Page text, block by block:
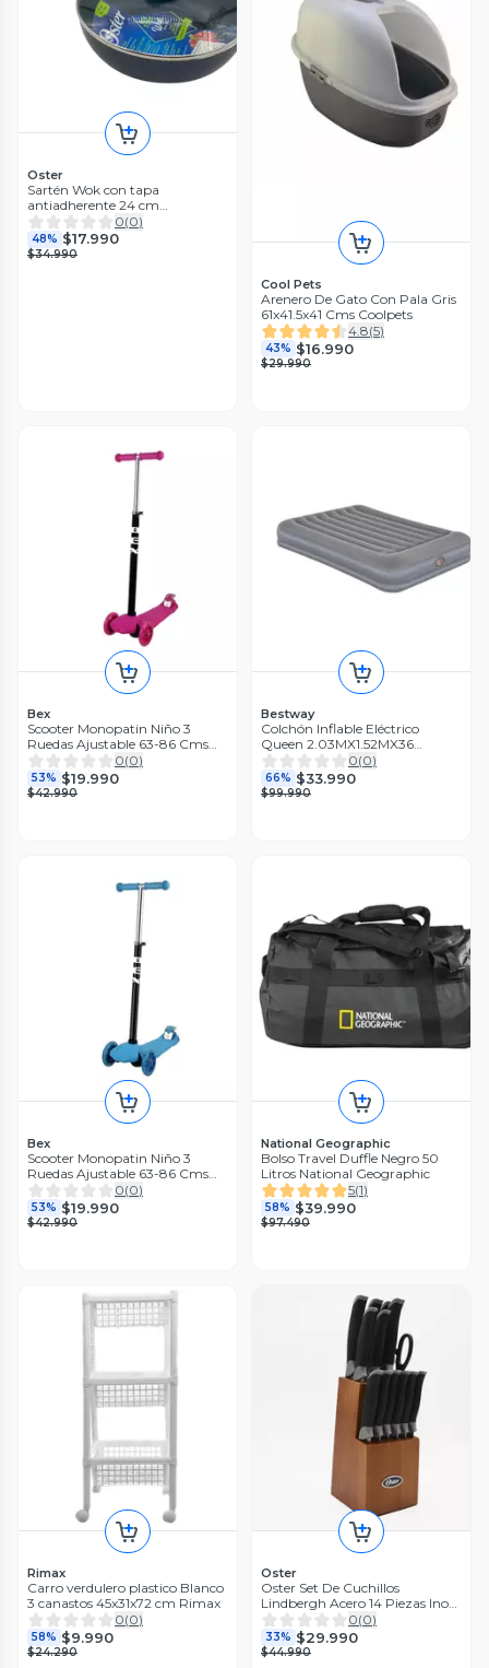
Oster
Sartén Wok con tapa
antiadherente 24 cm
Clairborne Oster
0(0)
48% $17.990
$34.990
Cool Pets
Arenero De Gato Con Pala Gris
61x41.5x41 Cms Coolpets
4.8(5)
43% $16.990
$29.990
Bex
Scooter Monopatin Niño 3
Ruedas Ajustable 63-86 Cms
Rosa Bex
0(0)
53% $19.990
$42.990
Bestway
Colchón Inflable Eléctrico
Queen 2.03MX1.52MX36
Bestway
0(0)
66% $33.990
$99.990
Bex
Scooter Monopatin Niño 3
Ruedas Ajustable 63-86 Cms
Azul Bex
0(0)
53% $19.990
$42.990
National Geographic
Bolso Travel Duffle Negro 50
Litros National Geographic
5(1)
58% $39.990
$97.490
Rimax
Carro verdulero plastico Blanco
3 canastos 45x31x72 cm Rimax
0(0)
58% $9.990
$24.290
Oster
Oster Set De Cuchillos
Lindbergh Acero 14 Piezas Inox
Negro
0(0)
33% $29.990
$44.990